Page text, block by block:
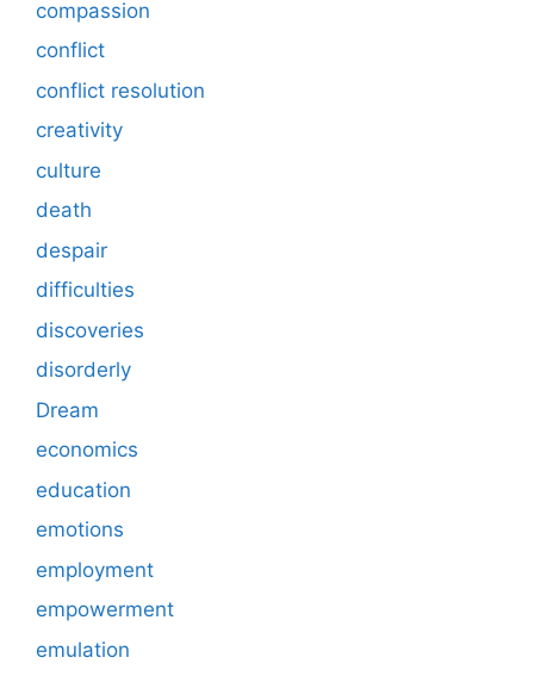
compassion
conflict
conflict resolution
creativity
culture
death
despair
difficulties
discoveries
disorderly
Dream
economics
education
emotions
employment
empowerment
emulation